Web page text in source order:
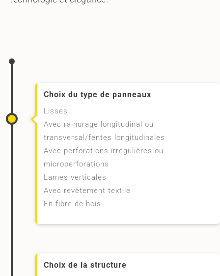
Choix du type de panneaux
Lisses
Avec rainurage longitudinal ou
transversal/fentes longitudinales
Avec perforations irrégulières ou
microperforations
Lames verticales
Avec revêtement textile
En fibre de bois
Choix de la structure